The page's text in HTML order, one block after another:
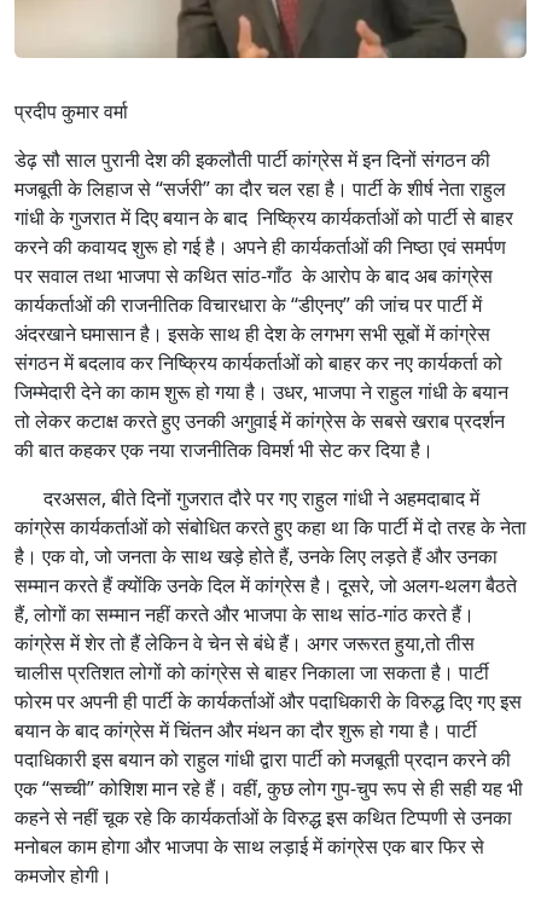
प्रदीप कुमार वर्मा
डेढ़ सौ साल पुरानी देश की इकलौती पार्टी कांग्रेस में इन दिनों संगठन की
मजबूती के लिहाज से “सर्जरी” का दौर चल रहा है। पार्टी के शीर्ष नेता राहुल
गांधी के गुजरात में दिए बयान के बाद निष्क्रिय कार्यकर्ताओं को पार्टी से बाहर
करने की कवायद शुरू हो गई है। अपने ही कार्यकर्ताओं की निष्ठा एवं समर्पण
पर सवाल तथा भाजपा से कथित सांठ-गाँठ के आरोप के बाद अब कांग्रेस
कार्यकर्ताओं की राजनीतिक विचारधारा के “डीएनए” की जांच पर पार्टी में
अंदरखाने घमासान है। इसके साथ ही देश के लगभग सभी सूबों में कांग्रेस
संगठन में बदलाव कर निष्क्रिय कार्यकर्ताओं को बाहर कर नए कार्यकर्ता को
जिम्मेदारी देने का काम शुरू हो गया है। उधर, भाजपा ने राहुल गांधी के बयान
तो लेकर कटाक्ष करते हुए उनकी अगुवाई में कांग्रेस के सबसे खराब प्रदर्शन
की बात कहकर एक नया राजनीतिक विमर्श भी सेट कर दिया है।
दरअसल, बीते दिनों गुजरात दौरे पर गए राहुल गांधी ने अहमदाबाद में
कांग्रेस कार्यकर्ताओं को संबोधित करते हुए कहा था कि पार्टी में दो तरह के नेता
है। एक वो, जो जनता के साथ खड़े होते हैं, उनके लिए लड़ते हैं और उनका
सम्मान करते हैं क्योंकि उनके दिल में कांग्रेस है। दूसरे, जो अलग-थलग बैठते
हैं, लोगों का सम्मान नहीं करते और भाजपा के साथ सांठ-गांठ करते हैं।
कांग्रेस में शेर तो हैं लेकिन वे चेन से बंधे हैं। अगर जरूरत हुया,तो तीस
चालीस प्रतिशत लोगों को कांग्रेस से बाहर निकाला जा सकता है। पार्टी
फोरम पर अपनी ही पार्टी के कार्यकर्ताओं और पदाधिकारी के विरुद्ध दिए गए इस
बयान के बाद कांग्रेस में चिंतन और मंथन का दौर शुरू हो गया है। पार्टी
पदाधिकारी इस बयान को राहुल गांधी द्वारा पार्टी को मजबूती प्रदान करने की
एक “सच्ची” कोशिश मान रहे हैं। वहीं, कुछ लोग गुप-चुप रूप से ही सही यह भी
कहने से नहीं चूक रहे कि कार्यकर्ताओं के विरुद्ध इस कथित टिप्पणी से उनका
मनोबल काम होगा और भाजपा के साथ लड़ाई में कांग्रेस एक बार फिर से
कमजोर होगी।